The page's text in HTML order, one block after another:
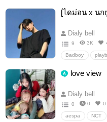
[ไดม่อน x นก
Dialy bell
9 3K
Badboy
love view
Dialy bell
0 0 0
aespa NCT